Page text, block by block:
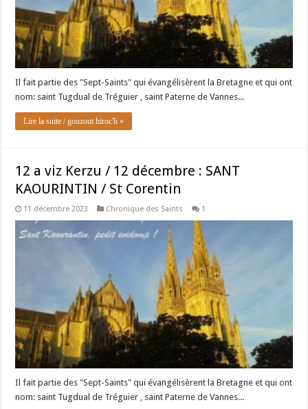
Il fait partie des "Sept-Saints" qui évangélisèrent la Bretagne et qui ont
nom: saint Tugdual de Tréguier , saint Paterne de Vannes...
Lire la suite / gouzout hiroc'h »
12 a viz Kerzu / 12 décembre : SANT
KAOURINTIN / St Corentin
11 décembre 2023 Chronique des Saints 1
Il fait partie des "Sept-Saints" qui évangélisèrent la Bretagne et qui ont
nom: saint Tugdual de Tréguier , saint Paterne de Vannes...